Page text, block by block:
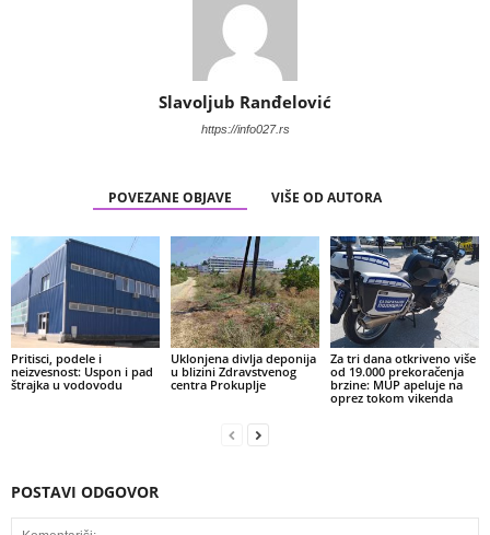
Slavoljub Ranđelović
https://info027.rs
POVEZANE OBJAVE VIŠE OD AUTORA
Pritisci, podele i
neizvesnost: Uspon i pad
štrajka u vodovodu
Uklonjena divlja deponija
u blizini Zdravstvenog
centra Prokuplje
Za tri dana otkriveno više
od 19.000 prekoračenja
brzine: MUP apeluje na
oprez tokom vikenda
POSTAVI ODGOVOR